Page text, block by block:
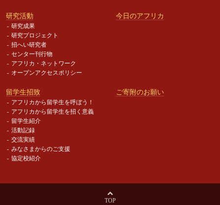
研究活動
研究成果
研究プロジェクト
招へい研究者
センター刊行物
アフリカ・ネットワーク
オープンアクセスポリシー
今日のアフリカ
留学生招致
アフリカから留学生を呼ぼう！
アフリカから留学生を招く意義
留学生紹介
活動記録
交流実績
みなさまからのご支援
協定校紹介
ご寄附のお願い
TOP